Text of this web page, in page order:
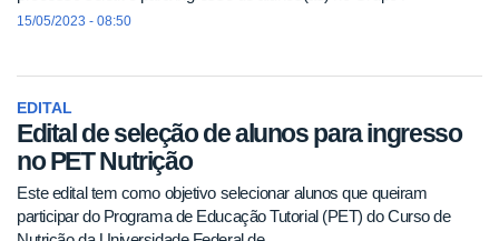
15/05/2023 - 08:50
EDITAL
Edital de seleção de alunos para ingresso
no PET Nutrição
Este edital tem como objetivo selecionar alunos que queiram
participar do Programa de Educação Tutorial (PET) do Curso de